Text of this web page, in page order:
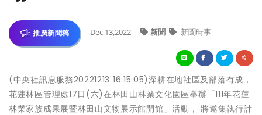
推廣新聞稿 Dec 13,2022 新聞 新聞時事
(中央社訊息服務20221213 16:15:05)深耕在地社區及部落有成，
花蓮林區管理處17日(六)在林田山林業文化園區舉辦「111年花蓮
林業家族成果展暨林田山文物展示館開館」活動， 將邀集執行計